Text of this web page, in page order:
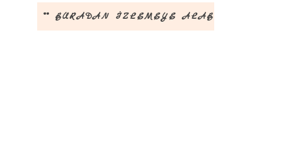
** BURADAN İZLEMEYE ALABİLİRSİNİZ **